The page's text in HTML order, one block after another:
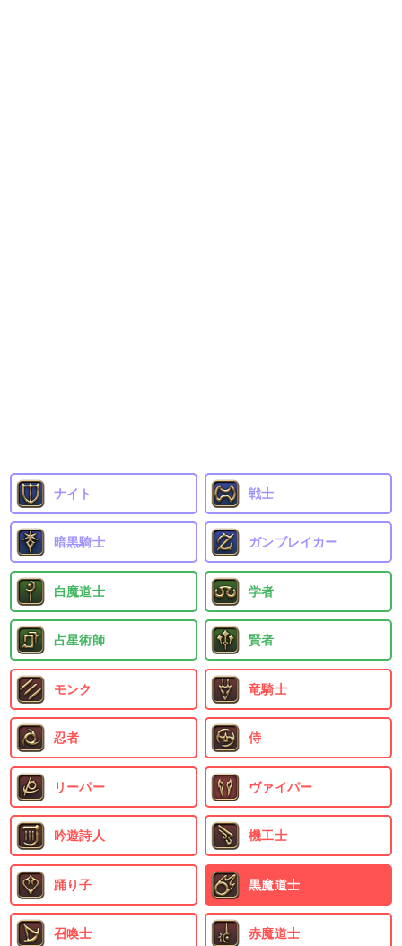
ナイト 戦士
暗黒騎士 ガンブレイカー
白魔道士 学者
占星術師 賢者
モンク 竜騎士
忍者 侍
リーパー ヴァイパー
吟遊詩人 機工士
踊り子 黒魔道士
召喚士 赤魔道士